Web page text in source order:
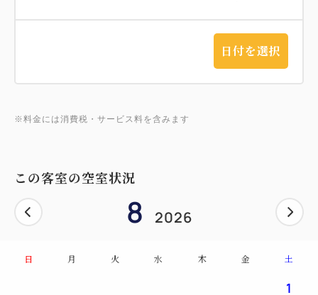
日付を選択
※料金には消費税・サービス料を含みます
この客室の空室状況
8 2026
日 月 火 水 木 金 土
1